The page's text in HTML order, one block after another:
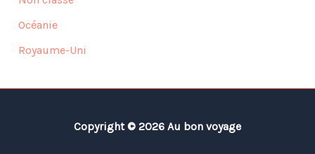
Océanie
Royaume-Uni
Copyright © 2026 Au bon voyage